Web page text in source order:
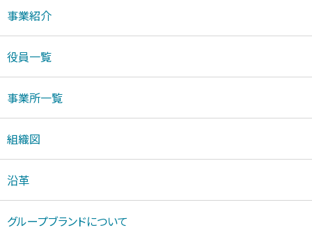
事業紹介
役員一覧
事業所一覧
組織図
沿革
グループブランドについて